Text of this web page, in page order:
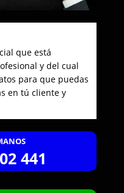
que está
y del cual
para que puedas
en tú cliente y
441